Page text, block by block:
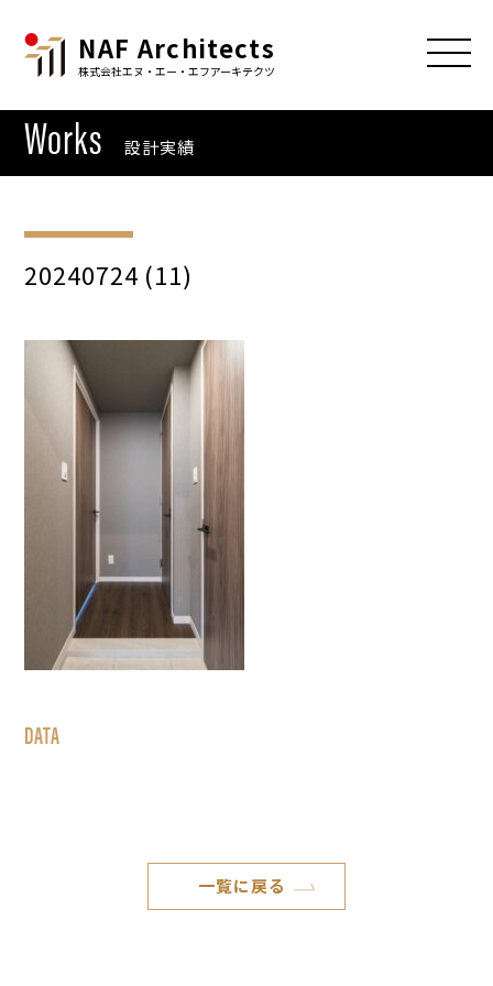
NAF Architects
株式会社エヌ・エー・エフアーキテクツ
Works 設計実績
20240724 (11)
DATA
一覧に戻る